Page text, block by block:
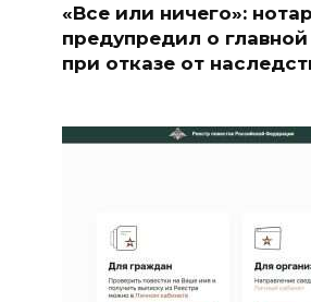
«Все или ничего»:
предупредил о
при отказе от